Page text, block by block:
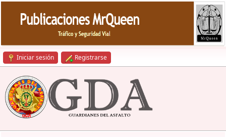
Iniciar sesión Registrarse